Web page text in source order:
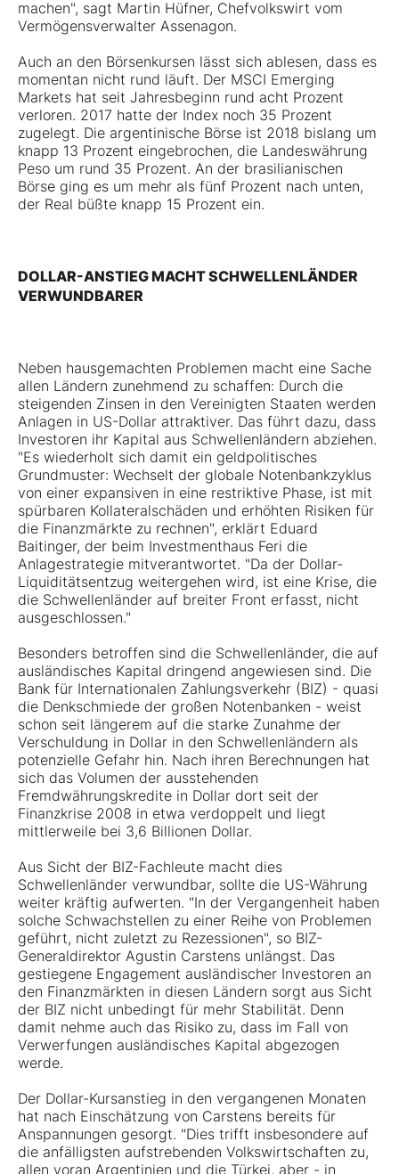
machen", sagt Martin Hüfner, Chefvolkswirt vom
Vermögensverwalter Assenagon.
Auch an den Börsenkursen lässt sich ablesen, dass es
momentan nicht rund läuft. Der MSCI Emerging
Markets hat seit Jahresbeginn rund acht Prozent
verloren. 2017 hatte der Index noch 35 Prozent
zugelegt. Die argentinische Börse ist 2018 bislang um
knapp 13 Prozent eingebrochen, die Landeswährung
Peso um rund 35 Prozent. An der brasilianischen
Börse ging es um mehr als fünf Prozent nach unten,
der Real büßte knapp 15 Prozent ein.
DOLLAR-ANSTIEG MACHT SCHWELLENLÄNDER
VERWUNDBARER
Neben hausgemachten Problemen macht eine Sache
allen Ländern zunehmend zu schaffen: Durch die
steigenden Zinsen in den Vereinigten Staaten werden
Anlagen in US-Dollar attraktiver. Das führt dazu, dass
Investoren ihr Kapital aus Schwellenländern abziehen.
"Es wiederholt sich damit ein geldpolitisches
Grundmuster: Wechselt der globale Notenbankzyklus
von einer expansiven in eine restriktive Phase, ist mit
spürbaren Kollateralschäden und erhöhten Risiken für
die Finanzmärkte zu rechnen", erklärt Eduard
Baitinger, der beim Investmenthaus Feri die
Anlagestrategie mitverantwortet. "Da der Dollar-
Liquiditätsentzug weitergehen wird, ist eine Krise, die
die Schwellenländer auf breiter Front erfasst, nicht
ausgeschlossen."
Besonders betroffen sind die Schwellenländer, die auf
ausländisches Kapital dringend angewiesen sind. Die
Bank für Internationalen Zahlungsverkehr (BIZ) - quasi
die Denkschmiede der großen Notenbanken - weist
schon seit längerem auf die starke Zunahme der
Verschuldung in Dollar in den Schwellenländern als
potenzielle Gefahr hin. Nach ihren Berechnungen hat
sich das Volumen der ausstehenden
Fremdwährungskredite in Dollar dort seit der
Finanzkrise 2008 in etwa verdoppelt und liegt
mittlerweile bei 3,6 Billionen Dollar.
Aus Sicht der BIZ-Fachleute macht dies
Schwellenländer verwundbar, sollte die US-Währung
weiter kräftig aufwerten. "In der Vergangenheit haben
solche Schwachstellen zu einer Reihe von Problemen
geführt, nicht zuletzt zu Rezessionen", so BIZ-
Generaldirektor Agustin Carstens unlängst. Das
gestiegene Engagement ausländischer Investoren an
den Finanzmärkten in diesen Ländern sorgt aus Sicht
der BIZ nicht unbedingt für mehr Stabilität. Denn
damit nehme auch das Risiko zu, dass im Fall von
Verwerfungen ausländisches Kapital abgezogen
werde.
Der Dollar-Kursanstieg in den vergangenen Monaten
hat nach Einschätzung von Carstens bereits für
Anspannungen gesorgt. "Dies trifft insbesondere auf
die anfälligsten aufstrebenden Volkswirtschaften zu,
allen voran Argentinien und die Türkei, aber - in